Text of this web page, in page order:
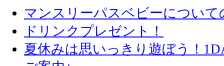
マンスリーパスベビーについて
ドリンクプレゼント！
夏休みは思いっきり遊ぼう！